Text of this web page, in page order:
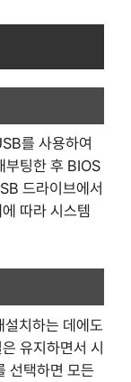
를 사용하여
부팅한 후 BIOS
드라이브에서
따라 시스템
치하는 데에도
유지하면서 시
선택하면 모든